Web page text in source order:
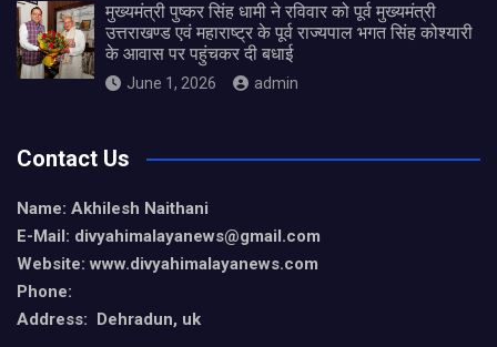
मुख्यमंत्री पुष्कर सिंह धामी ने रविवार को पूर्व मुख्यमंत्री
उत्तराखण्ड एवं महाराष्ट्र के पूर्व राज्यपाल भगत सिंह कोश्यारी
के आवास पर पहुंचकर दी बधाई
June 1, 2026 admin
Contact Us
Name: Akhilesh Naithani
E-Mail: divyahimalayanews@gmail.com
Website: www.divyahimalayanews.com
Phone:
Address: Dehradun, uk